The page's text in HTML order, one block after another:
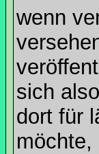
wenn
sich
dort für
möchte,